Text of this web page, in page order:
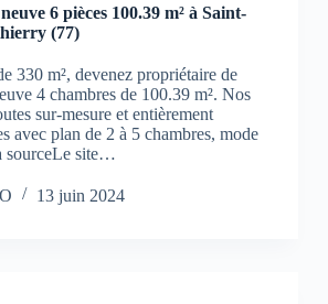
6 pièces 100.39 m² à Saint-
(77)
330 m², devenez propriétaire de
4 chambres de 100.39 m². Nos
sur-mesure et entièrement
avec plan de 2 à 5 chambres, mode
site…
13 juin 2024